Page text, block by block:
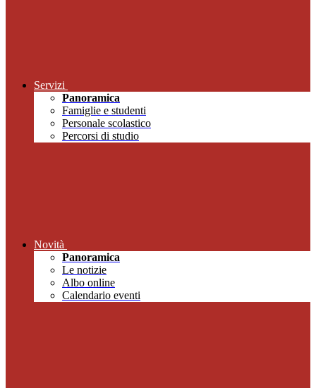
Servizi
Panoramica
Famiglie e studenti
Personale scolastico
Percorsi di studio
Novità
Panoramica
Le notizie
Albo online
Calendario eventi